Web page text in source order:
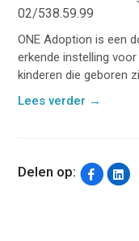
02/538.59.99
ONE Adoption is een
erkende instelling
kinderen die geboren
Lees verder →
Delen op: